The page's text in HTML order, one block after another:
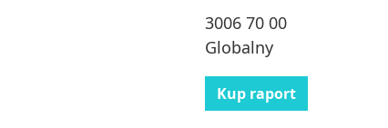
3006 70 00
Globalny
Kup raport